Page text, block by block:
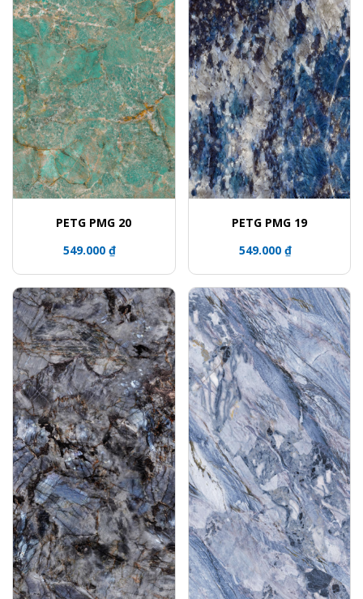
PETG PMG 20
549.000 ₫
PETG PMG 19
549.000 ₫